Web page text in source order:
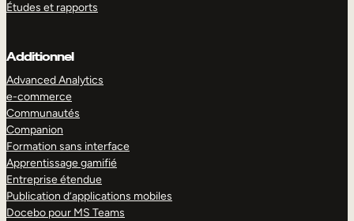
Études et rapports
Additionnel
Advanced Analytics
e-commerce
Communautés
Companion
Formation sans interface
Apprentissage gamifié
Entreprise étendue
Publication d’applications mobiles
Docebo pour MS Teams